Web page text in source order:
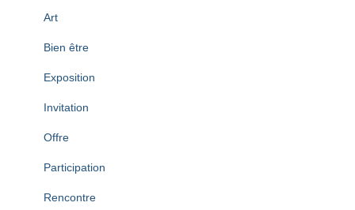
Art
Bien être
Exposition
Invitation
Offre
Participation
Rencontre